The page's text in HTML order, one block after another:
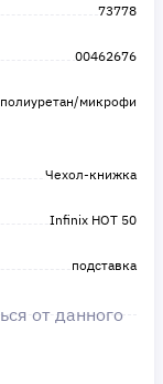
73778
00462676
микрофи
Чехол-книжка
Infinix HOT 50
подставка
от данного